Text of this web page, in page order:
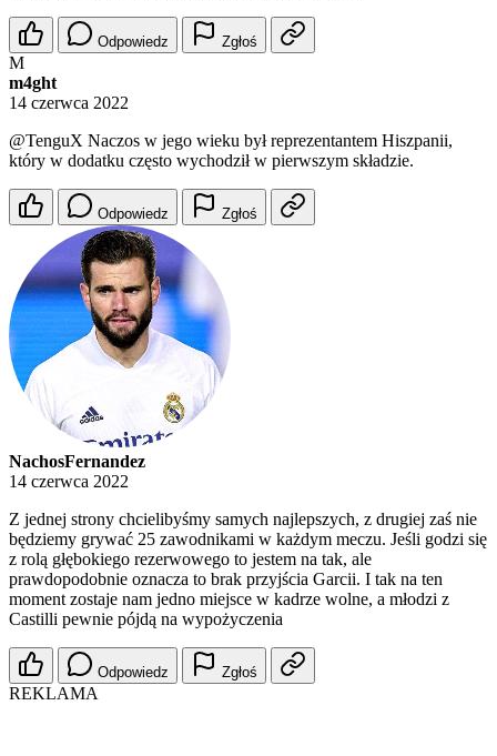
Odpowiedz Zgłoś
M
m4ght
14 czerwca 2022
@TenguX Naczos w jego wieku był reprezentantem Hiszpanii,
który w dodatku często wychodził w pierwszym składzie.
Odpowiedz Zgłoś
NachosFernandez
14 czerwca 2022
Z jednej strony chcielibyśmy samych najlepszych, z drugiej zaś nie
będziemy grywać 25 zawodnikami w każdym meczu. Jeśli godzi się
z rolą głębokiego rezerwowego to jestem na tak, ale
prawdopodobnie oznacza to brak przyjścia Garcii. I tak na ten
moment zostaje nam jedno miejsce w kadrze wolne, a młodzi z
Castilli pewnie pójdą na wypożyczenia
Odpowiedz Zgłoś
REKLAMA